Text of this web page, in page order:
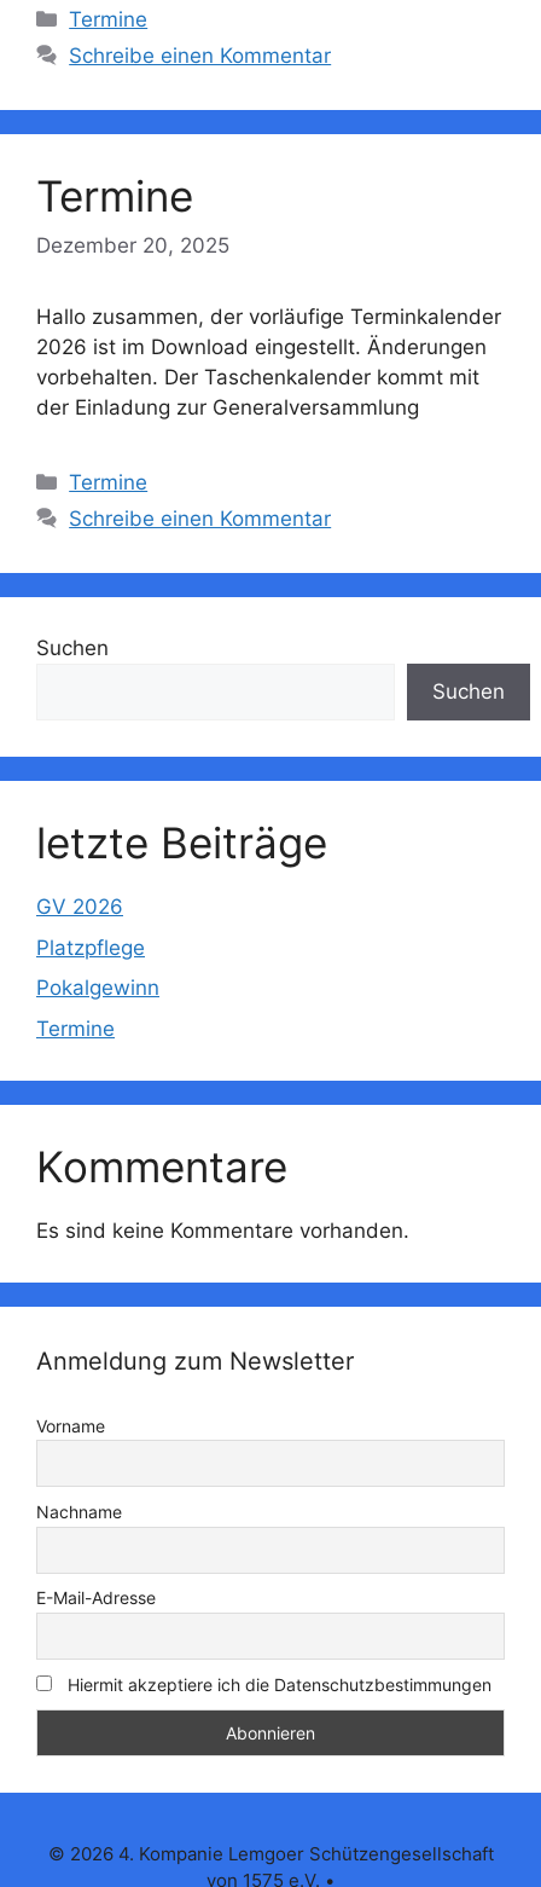
Kategorien
Termine
Schreibe einen Kommentar
Termine
Dezember 20, 2025
Hallo zusammen, der vorläufige Terminkalender
2026 ist im Download eingestellt. Änderungen
vorbehalten. Der Taschenkalender kommt mit
der Einladung zur Generalversammlung
Kategorien
Termine
Schreibe einen Kommentar
Suchen
Suchen
letzte Beiträge
GV 2026
Platzpflege
Pokalgewinn
Termine
Kommentare
Es sind keine Kommentare vorhanden.
Anmeldung zum Newsletter
Vorname
Nachname
E-Mail-Adresse
Hiermit akzeptiere ich die Datenschutzbestimmungen
© 2026 4. Kompanie Lemgoer Schützengesellschaft
von 1575 e.V. •